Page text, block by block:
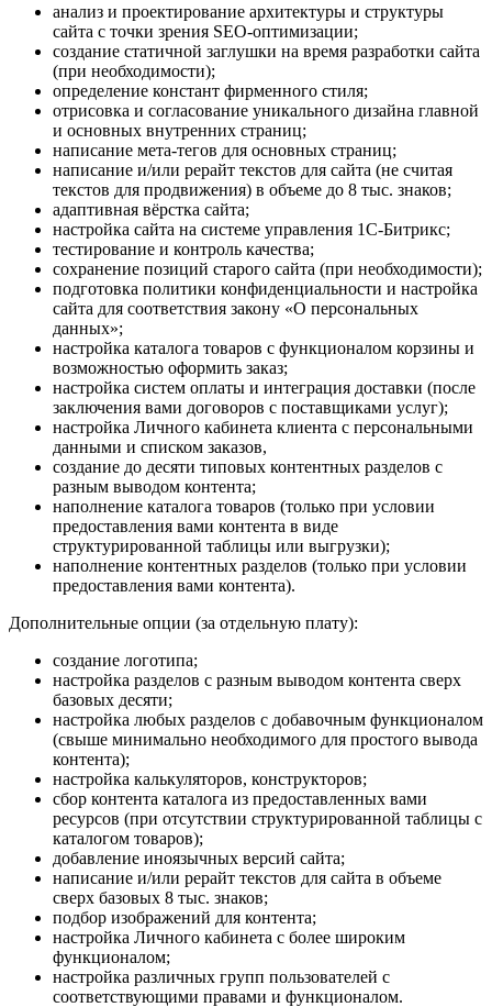
анализ и проектирование архитектуры и структуры
сайта с точки зрения SEO-оптимизации;
создание статичной заглушки на время разработки сайта
(при необходимости);
определение констант фирменного стиля;
отрисовка и согласование уникального дизайна главной
и основных внутренних страниц;
написание мета-тегов для основных страниц;
написание и/или рерайт текстов для сайта (не считая
текстов для продвижения) в объеме до 8 тыс. знаков;
адаптивная вёрстка сайта;
настройка сайта на системе управления 1С-Битрикс;
тестирование и контроль качества;
сохранение позиций старого сайта (при необходимости);
подготовка политики конфиденциальности и настройка
сайта для соответствия закону «О персональных
данных»;
настройка каталога товаров с функционалом корзины и
возможностью оформить заказ;
настройка систем оплаты и интеграция доставки (после
заключения вами договоров с поставщиками услуг);
настройка Личного кабинета клиента с персональными
данными и списком заказов,
создание до десяти типовых контентных разделов с
разным выводом контента;
наполнение каталога товаров (только при условии
предоставления вами контента в виде
структурированной таблицы или выгрузки);
наполнение контентных разделов (только при условии
предоставления вами контента).
Дополнительные опции (за отдельную плату):
создание логотипа;
настройка разделов с разным выводом контента сверх
базовых десяти;
настройка любых разделов с добавочным функционалом
(свыше минимально необходимого для простого вывода
контента);
настройка калькуляторов, конструкторов;
сбор контента каталога из предоставленных вами
ресурсов (при отсутствии структурированной таблицы с
каталогом товаров);
добавление иноязычных версий сайта;
написание и/или рерайт текстов для сайта в объеме
сверх базовых 8 тыс. знаков;
подбор изображений для контента;
настройка Личного кабинета с более широким
функционалом;
настройка различных групп пользователей с
соответствующими правами и функционалом.